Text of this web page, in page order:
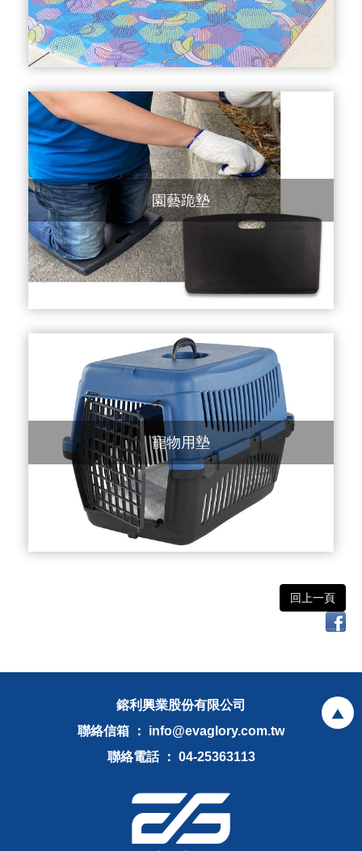
園藝跪墊
寵物用墊
回上一頁
鎔利興業股份有限公司
聯絡信箱 ： info@evaglory.com.tw
聯絡電話 ： 04-25363113